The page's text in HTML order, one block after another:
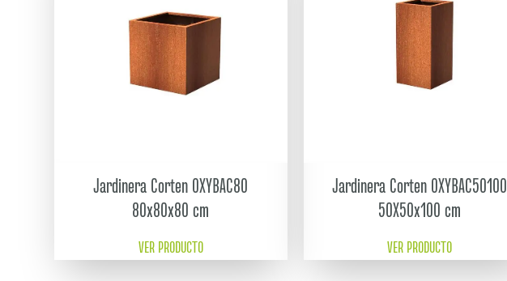
Jardinera Corten OXYBAC80
80x80x80 cm
VER PRODUCTO
Jardinera Corten OXYBAC50100
50X50x100 cm
VER PRODUCTO